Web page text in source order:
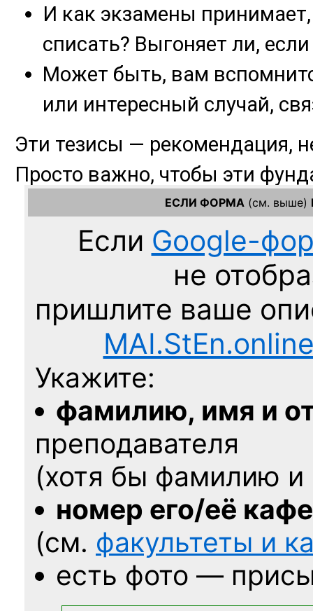
ЕСЛИ ФОРМА (см. выше)
Если Google-
не
пришлите ваше
Укажите:
фамилию, имя и
преподавателя
(хотя бы фамилию
номер его/её
(см. факультеты и
есть фото —